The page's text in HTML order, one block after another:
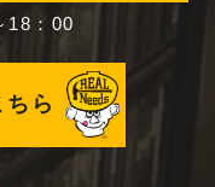
18：00
ら